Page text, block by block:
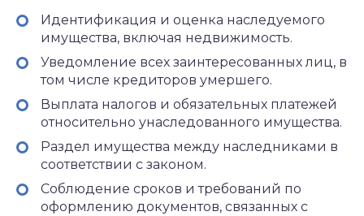
Идентификация и оценка наследуемого
имущества, включая недвижимость.
Уведомление всех заинтересованных лиц, в
том числе кредиторов умершего.
Выплата налогов и обязательных платежей
относительно унаследованного имущества.
Раздел имущества между наследниками в
соответствии с законом.
Соблюдение сроков и требований по
оформлению документов, связанных с